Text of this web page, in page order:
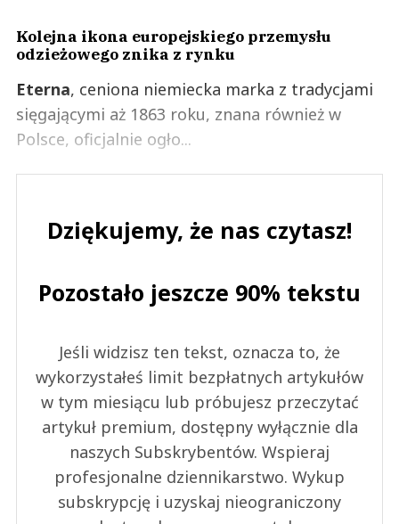
Kolejna ikona europejskiego przemysłu
odzieżowego znika z rynku
Eterna, ceniona niemiecka marka z tradycjami
sięgającymi aż 1863 roku, znana również w
Polsce, oficjalnie ogło...
Dziękujemy, że nas czytasz!
Pozostało jeszcze 90% tekstu
Jeśli widzisz ten tekst, oznacza to, że
wykorzystałeś limit bezpłatnych artykułów
w tym miesiącu lub próbujesz przeczytać
artykuł premium, dostępny wyłącznie dla
naszych Subskrybentów. Wspieraj
profesjonalne dziennikarstwo. Wykup
subskrypcję i uzyskaj nieograniczony